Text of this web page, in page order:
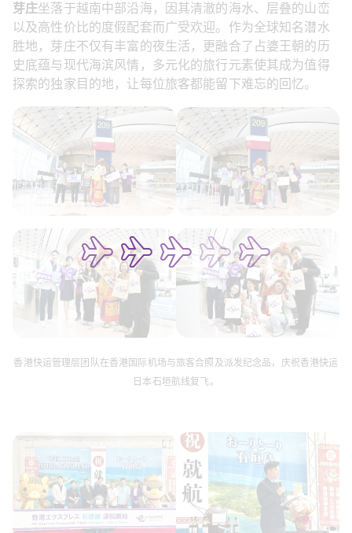
芽庄坐落于越南中部沿海，因其清澈的海水、层叠的山峦
以及高性价比的度假配套而广受欢迎。作为全球知名潜水
胜地，芽庄不仅有丰富的夜生活，更融合了占婆王朝的历
史底蕴与现代海滨风情，多元化的旅行元素使其成为值得
探索的独家目的地，让每位旅客都能留下难忘的回忆。
香港快运管理层团队在香港国际机场与旅客合照及派发纪念品，庆祝香港快运
日本石垣航线复飞。